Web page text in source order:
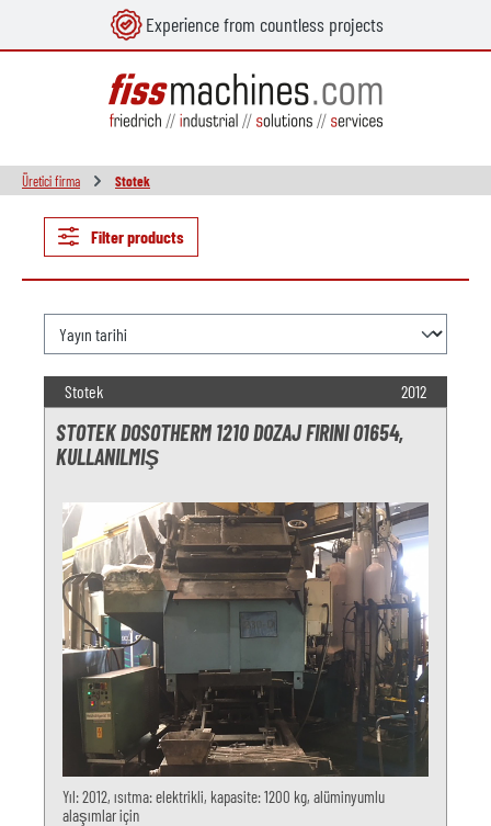
Experience from countless projects
Üretici firma Stotek
Filter products
Stotek 2012
STOTEK DOSOTHERM 1210 DOZAJ FIRINI O1654,
KULLANILMIŞ
Yıl: 2012, ısıtma: elektrikli, kapasite: 1200 kg, alüminyumlu
alaşımlar için